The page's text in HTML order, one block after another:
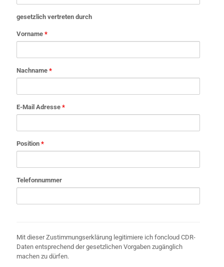
gesetzlich vertreten durch
Vorname *
Nachname *
E-Mail Adresse *
Position *
Telefonnummer
Mit dieser Zustimmungserklärung legitimiere ich foncloud CDR-
Daten entsprechend der gesetzlichen Vorgaben zugänglich
machen zu dürfen.